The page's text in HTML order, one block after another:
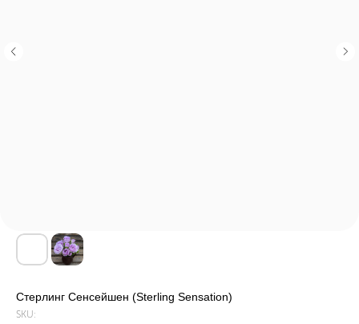
Стерлинг Сенсейшен (Sterling Sensation)
SKU: